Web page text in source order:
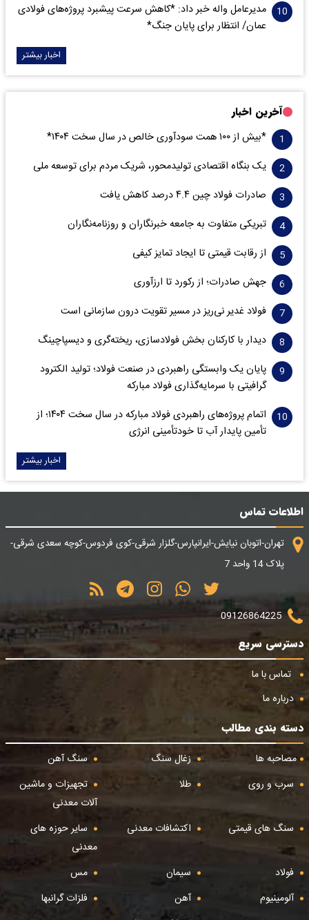
مدیرعامل واله خبر داد: *کاهش سرعت پیشبرد پروژه‌های فولادی
عمان/ انتظار برای پایان جنگ*
اخبار بیشتر
آخرین اخبار
*بیش از ۱۰۰ همت سودآوری خالص در سال سخت ۱۴۰۴*
یک بنگاه اقتصادی تولیدمحور، شریک مردم برای توسعه ملی
صادرات فولاد چین ۴.۴ درصد کاهش یافت
تبریکی متفاوت به جامعه خبرنگاران و روزنامه‌نگاران
از رقابت قیمتی تا ایجاد تمایز کیفی
جهش صادرات؛ از رکورد تا ارزآوری
فولاد غدیر نی‌ریز در مسیر تقویت درون سازمانی است
دیدار با کارکنان بخش فولادسازی، ریخته‌گری و دیسپاچینگ
پایان یک وابستگی راهبردی در صنعت فولاد؛ تولید الکترود
گرافیتی با سرمایه‌گذاری فولاد مبارکه
اتمام پروژه‌های راهبردی فولاد مبارکه در سال سخت ۱۴۰۴؛ از
تأمین پایدار آب تا خودتأمینی انرژی
اخبار بیشتر
اطلاعات تماس
تهران-اتوبان نیایش-ایرانپارس-گلزار شرقی-کوی فردوس-کوچه سعدی شرقی-
پلاک 14 واحد 7
09126864225
دسترسی سریع
تماس با ما
درباره ما
دسته بندی مطالب
مصاحبه ها
زغال سنگ
سنگ آهن
سرب و روی
طلا
تجهیزات و ماشین
آلات معدنی
سنگ های قیمتی
اکتشافات معدنی
سایر حوزه های
معدنی
فولاد
سیمان
مس
آلومینیوم
آهن
فلزات گرانبها